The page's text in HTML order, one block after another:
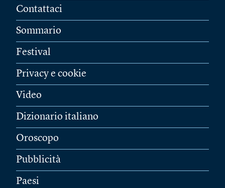
Contattaci
Sommario
Festival
Privacy e cookie
Video
Dizionario italiano
Oroscopo
Pubblicità
Paesi